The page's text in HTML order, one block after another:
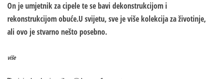
On je umjetnik za cipele te se bavi dekonstrukcijom i
rekonstrukcijom obuće.U svijetu, sve je više kolekcija za životinje,
ali ovo je stvarno nešto posebno.
više